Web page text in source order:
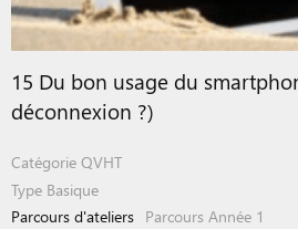
15 Du bon usage du
déconnexion ?)
Catégorie QVHT
Type Basique
Parcours d'ateliers Parcours Année 1